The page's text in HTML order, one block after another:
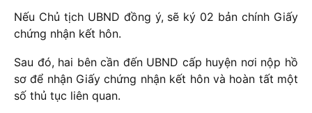
Nếu Chủ tịch UBND đồng ý, sẽ ký 02 bản chính Giấy
chứng nhận kết hôn.
Sau đó, hai bên cần đến UBND cấp huyện nơi nộp hồ
sơ để nhận Giấy chứng nhận kết hôn và hoàn tất một
số thủ tục liên quan.